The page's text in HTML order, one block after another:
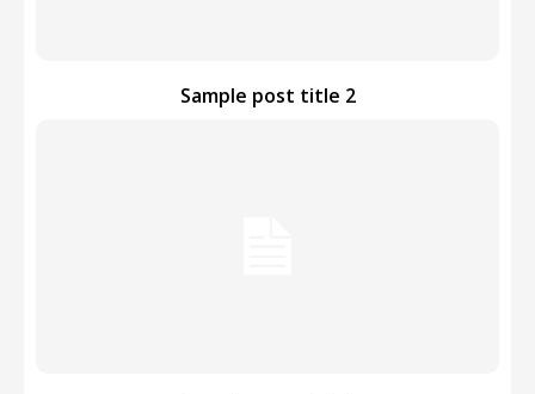
Sample post title 2